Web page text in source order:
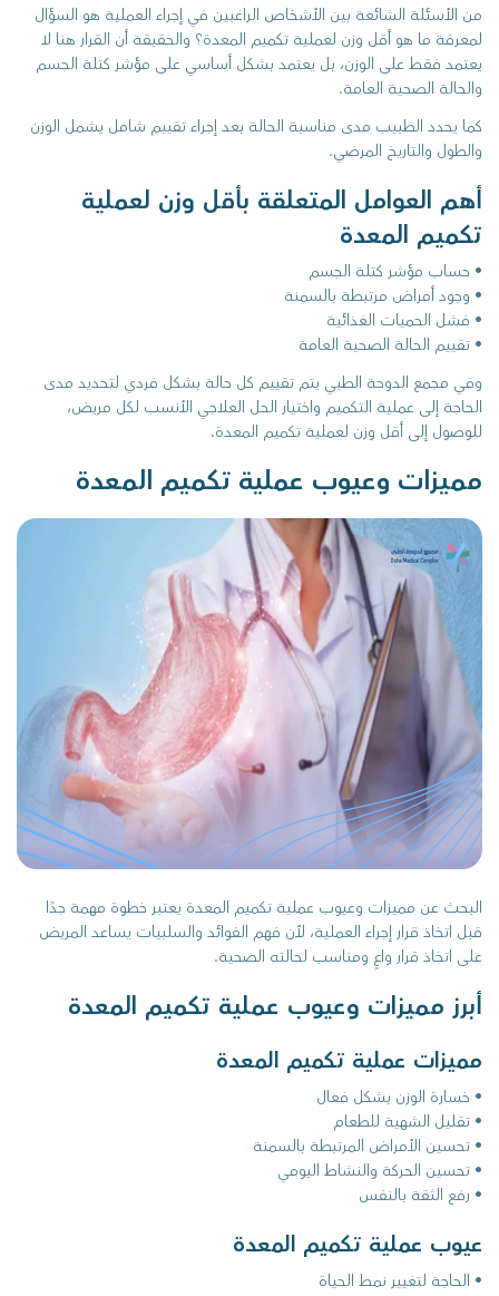
من الأسئلة الشائعة بين الأشخاص الراغبين في إجراء العملية هو السؤال
لمعرفة ما هو أقل وزن لعملية تكميم المعدة؟ والحقيقة أن القرار هنا لا
يعتمد فقط على الوزن، بل يعتمد بشكل أساسي على مؤشر كتلة الجسم
والحالة الصحية العامة.
كما يحدد الطبيب مدى مناسبة الحالة بعد إجراء تقييم شامل يشمل الوزن
والطول والتاريخ المرضي.
أهم العوامل المتعلقة بأقل وزن لعملية
تكميم المعدة
• حساب مؤشر كتلة الجسم
• وجود أمراض مرتبطة بالسمنة
• فشل الحميات الغذائية
• تقييم الحالة الصحية العامة
وفي مجمع الدوحة الطبي يتم تقييم كل حالة بشكل فردي لتحديد مدى
الحاجة إلى عملية التكميم واختيار الحل العلاجي الأنسب لكل مريض،
للوصول إلى أقل وزن لعملية تكميم المعدة.
مميزات وعيوب عملية تكميم المعدة
البحث عن مميزات وعيوب عملية تكميم المعدة يعتبر خطوة مهمة جدًا
قبل اتخاذ قرار إجراء العملية، لأن فهم الفوائد والسلبيات يساعد المريض
على اتخاذ قرار واعٍ ومناسب لحالته الصحية.
أبرز مميزات وعيوب عملية تكميم المعدة
مميزات عملية تكميم المعدة
• خسارة الوزن بشكل فعال
• تقليل الشهية للطعام
• تحسين الأمراض المرتبطة بالسمنة
• تحسين الحركة والنشاط اليومي
• رفع الثقة بالنفس
عيوب عملية تكميم المعدة
• الحاجة لتغيير نمط الحياة